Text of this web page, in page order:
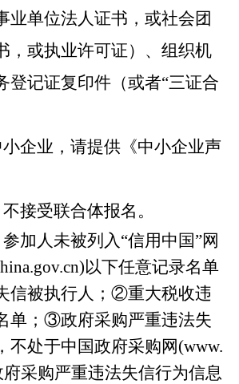
业单位法人证书，或社会团
，或执业许可证）、组织机
登记证复印件（或者“三证合
企业，请提供《中小企业声
接受联合体报名。
加人未被列入“信用中国”网
以下任意记录名单
信被执行人；②重大税收违
单；③政府采购严重违法失
不处于中国政府采购网(www.
府采购严重违法失信行为信息